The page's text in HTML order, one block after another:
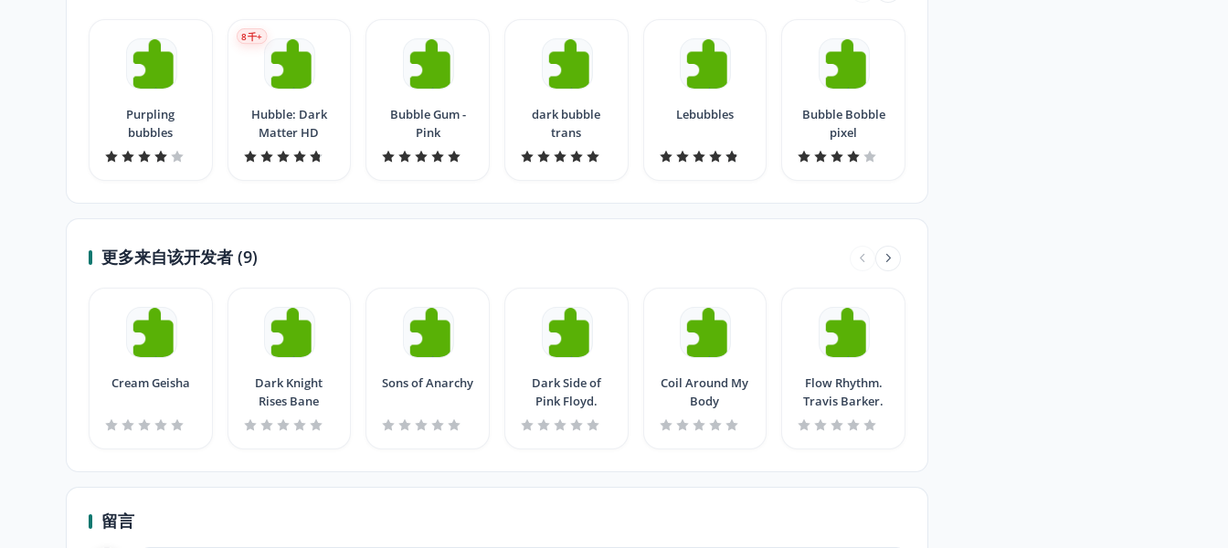
Purpling
bubbles
Hubble: Dark
Matter HD
8千+
Bubble Gum -
Pink
dark bubble
trans
Lebubbles
Bubble Bobble
pixel
更多来自该开发者 (9)
Cream Geisha
Dark Knight
Rises Bane
Sons of Anarchy
Dark Side of
Pink Floyd.
Coil Around My
Body
Flow Rhythm.
Travis Barker.
留言